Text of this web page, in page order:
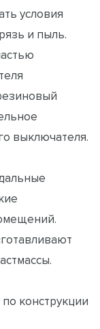
условия
и пыль.
выключателя.
конструкции